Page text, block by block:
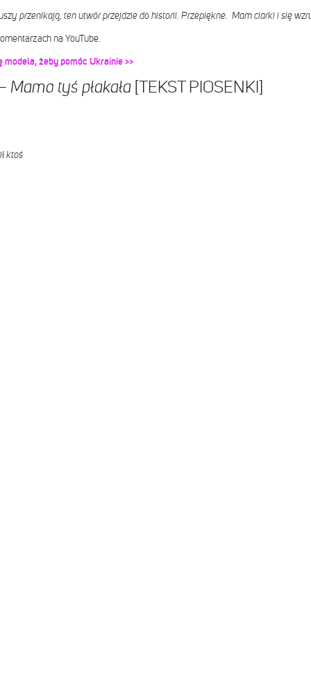
przenikają, ten utwór przejdzie do historii. Przepiękne. Mam ciarki i się
na YouTube.
żeby pomóc Ukrainie >>
Mamo tyś płakała [TEKST PIOSENKI]
ktoś